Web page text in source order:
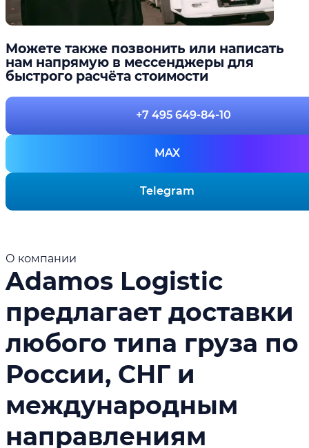
Можете также позвонить или написать
нам напрямую в мессенджеры для
быстрого расчёта стоимости
+7 495 649-84-10
MAX
Telegram
О компании
Adamos Logistic
предлагает доставки
любого типа груза по
России, СНГ и
международным
направлениям